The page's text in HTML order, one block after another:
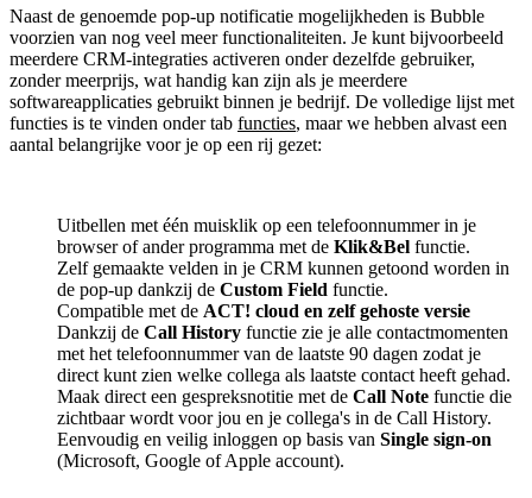
Naast de genoemde pop-up notificatie mogelijkheden is Bubble
voorzien van nog veel meer functionaliteiten. Je kunt bijvoorbeeld
meerdere CRM-integraties activeren onder dezelfde gebruiker,
zonder meerprijs, wat handig kan zijn als je meerdere
softwareapplicaties gebruikt binnen je bedrijf. De volledige lijst met
functies is te vinden onder tab functies, maar we hebben alvast een
aantal belangrijke voor je op een rij gezet:
Uitbellen met één muisklik op een telefoonnummer in je
browser of ander programma met de Klik&Bel functie.
Zelf gemaakte velden in je CRM kunnen getoond worden in
de pop-up dankzij de Custom Field functie.
Compatible met de ACT! cloud en zelf gehoste versie
Dankzij de Call History functie zie je alle contactmomenten
met het telefoonnummer van de laatste 90 dagen zodat je
direct kunt zien welke collega als laatste contact heeft gehad.
Maak direct een gespreksnotitie met de Call Note functie die
zichtbaar wordt voor jou en je collega's in de Call History.
Eenvoudig en veilig inloggen op basis van Single sign-on
(Microsoft, Google of Apple account).